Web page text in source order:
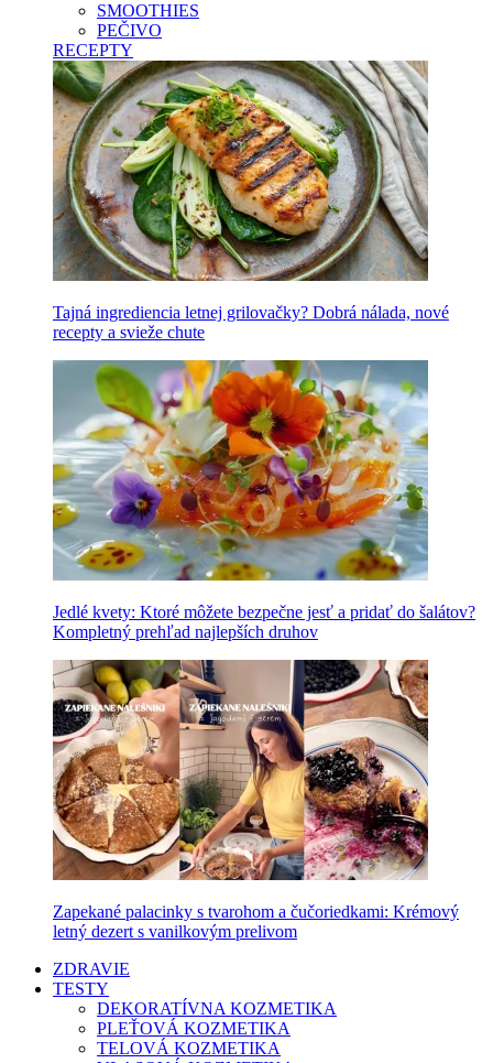
SMOOTHIES
PEČIVO
RECEPTY
Tajná ingrediencia letnej grilovačky? Dobrá nálada, nové
recepty a svieže chute
Jedlé kvety: Ktoré môžete bezpečne jesť a pridať do šalátov?
Kompletný prehľad najlepších druhov
Zapekané palacinky s tvarohom a čučoriedkami: Krémový
letný dezert s vanilkovým prelivom
ZDRAVIE
TESTY
DEKORATÍVNA KOZMETIKA
PLEŤOVÁ KOZMETIKA
TELOVÁ KOZMETIKA